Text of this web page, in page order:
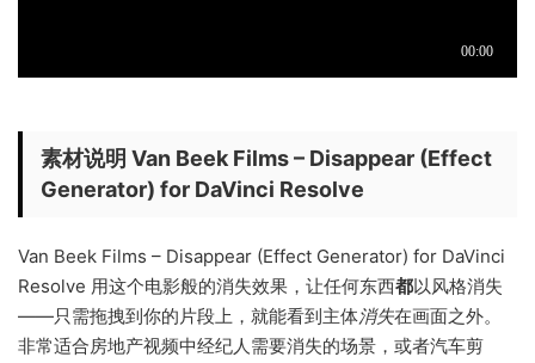
素材说明 Van Beek Films – Disappear (Effect
Generator) for DaVinci Resolve
Van Beek Films – Disappear (Effect Generator) for DaVinci
Resolve 用这个电影般的消失效果，让任何东西都以风格消失
——只需拖拽到你的片段上，就能看到主体消失在画面之外。
非常适合房地产视频中经纪人需要消失的场景，或者汽车剪